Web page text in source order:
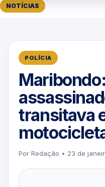
NOTÍCIAS
POLÍCIA
transitava
Por Redação • 23 de